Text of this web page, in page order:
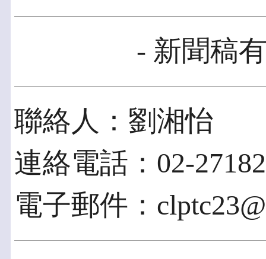
- 新聞稿
聯絡人：劉湘怡
連絡電話：02-
電子郵件：